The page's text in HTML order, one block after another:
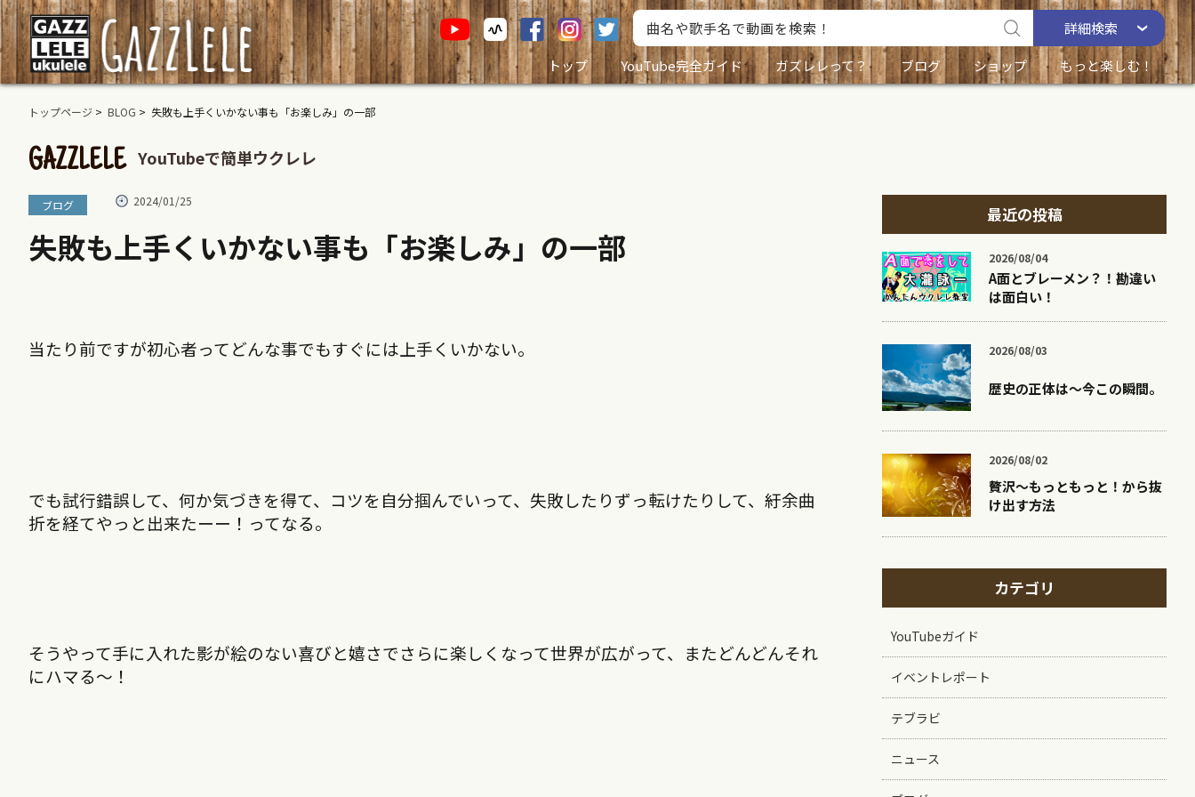
詳細検索
トップ
YouTube完全ガイド ガズレレって？ ブログ ショップ もっと楽しむ！
トップページ > BLOG > 失敗も上手くいかない事も「お楽しみ」の一部
GAZZLELE YouTubeで簡単ウクレレ
ブログ 2024/01/25
失敗も上手くいかない事も「お楽しみ」の一部
当たり前ですが初心者ってどんな事でもすぐには上手くいかない。
でも試行錯誤して、何か気づきを得て、コツを自分掴んでいって、失敗したりずっ転けたりして、紆余曲
折を経てやっと出来たーー！ってなる。
そうやって手に入れた影が絵のない喜びと嬉さでさらに楽しくなって世界が広がって、またどんどんそれ
にハマる〜！
最近の投稿
2026/08/04
A面とブレーメン？！勘違い
は面白い！
2026/08/03
歴史の正体は〜今この瞬間。
2026/08/02
贅沢〜もっともっと！から抜
け出す方法
カテゴリ
YouTubeガイド
イベントレポート
テブラビ
ニュース